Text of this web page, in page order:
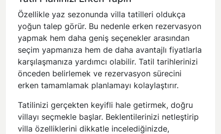
Özellikle yaz sezonunda villa tatilleri oldukça
yoğun talep görür. Bu nedenle erken rezervasyon
yapmak hem daha geniş seçenekler arasından
seçim yapmanıza hem de daha avantajlı fiyatlarla
karşılaşmanıza yardımcı olabilir. Tatil tarihlerinizi
önceden belirlemek ve rezervasyon sürecini
erken tamamlamak planlamayı kolaylaştırır.
Tatilinizi gerçekten keyifli hale getirmek, doğru
villayı seçmekle başlar. Beklentilerinizi netleştirip
villa özelliklerini dikkatle incelediğinizde,